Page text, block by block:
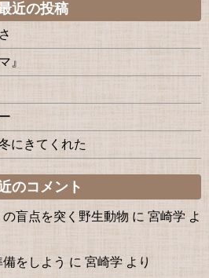
近の投稿
』
にきてくれた
のコメント
の盲点を突く野生動物 に 宮崎学 よ
をしよう に 宮崎学 より